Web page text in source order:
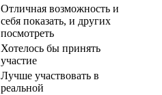
Отличная возможность и
себя показать, и других
посмотреть
Хотелось бы принять
участие
Лучше участвовать в
реальной